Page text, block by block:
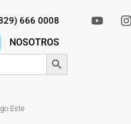
666 0008
NOSOTROS
Botón de búsqueda
Este